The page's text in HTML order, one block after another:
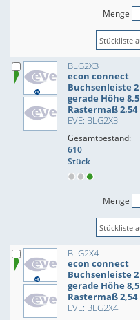
Menge
BLG2X3
econ connect
Buchsenleiste
gerade Höhe
Rastermaß 2,54
EVE: BLG2X3
Gesamtbestand:
610
Stück
Menge
BLG2X4
econ connect
Buchsenleiste
gerade Höhe
Rastermaß 2,54
EVE: BLG2X4